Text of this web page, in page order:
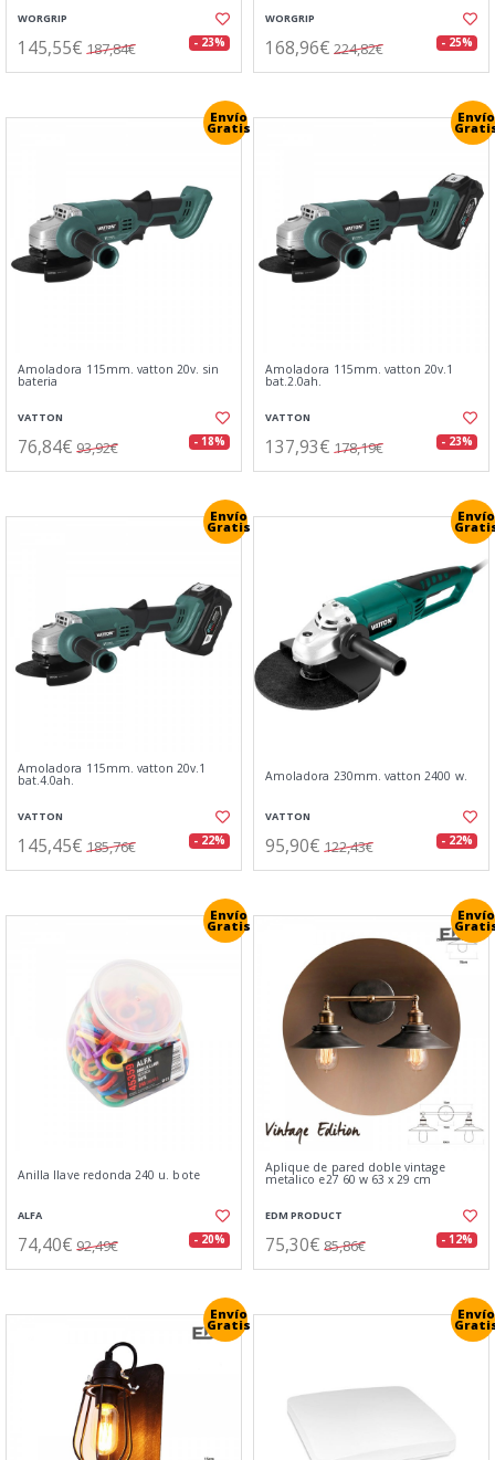
WORGRIP
145,55€ 187,84€ - 23%
WORGRIP
168,96€ 224,82€ - 25%
Envío
Gratis
Amoladora 115mm. vatton 20v. sin
bateria
VATTON
76,84€ 93,92€ - 18%
Envío
Amoladora 115mm. vatton 20v.1
bat.2.0ah.
VATTON
137,93€ 178,19€ - 23%
Envío
Gratis
Amoladora 115mm. vatton 20v.1
bat.4.0ah.
VATTON
145,45€ 185,76€ - 22%
Envío
Amoladora 230mm. vatton 2400 w.
VATTON
95,90€ 122,43€ - 22%
Envío
Gratis
Anilla llave redonda 240 u. bote
ALFA
74,40€ 92,49€ - 20%
Envío
Aplique de pared doble vintage
metalico e27 60 w 63 x 29 cm
EDM PRODUCT
75,30€ 85,86€ - 12%
Envío
Gratis
Envío